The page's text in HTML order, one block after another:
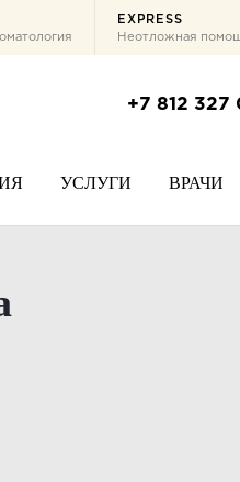
EXPRESS
Неотложная
+7 812 327
УСЛУГИ ВРАЧИ